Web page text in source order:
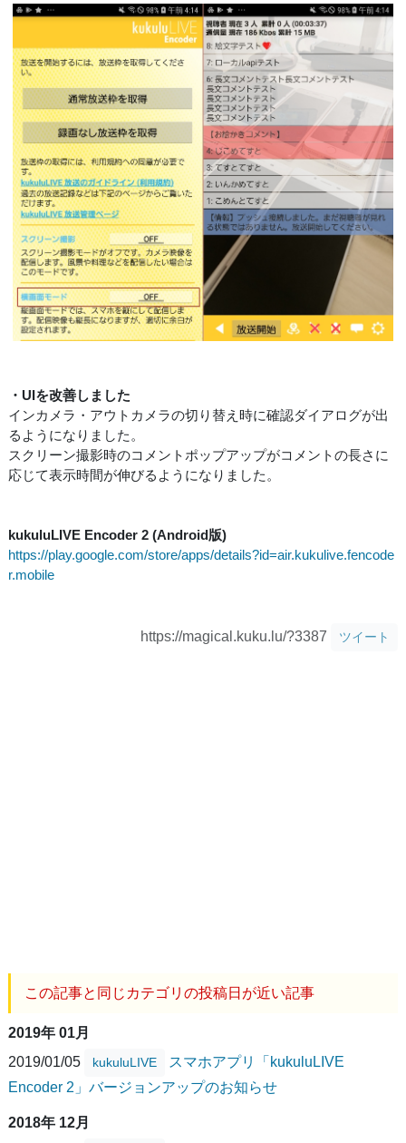
・UIを改善しました
インカメラ・アウトカメラの切り替え時に確認ダイアログが出
るようになりました。
スクリーン撮影時のコメントポップアップがコメントの長さに
応じて表示時間が伸びるようになりました。
kukuluLIVE Encoder 2 (Android版)
https://play.google.com/store/apps/details?id=air.kukulive.fencode
r.mobile
https://magical.kuku.lu/?3387 ツイート
この記事と同じカテゴリの投稿日が近い記事
2019年 01月
2019/01/05
kukuluLIVE
スマホアプリ「kukuluLIVE
Encoder 2」バージョンアップのお知らせ
2018年 12月